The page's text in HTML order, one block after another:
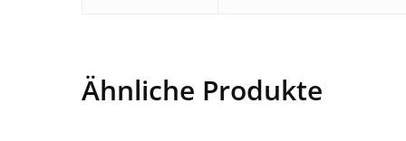
Ähnliche Produkte